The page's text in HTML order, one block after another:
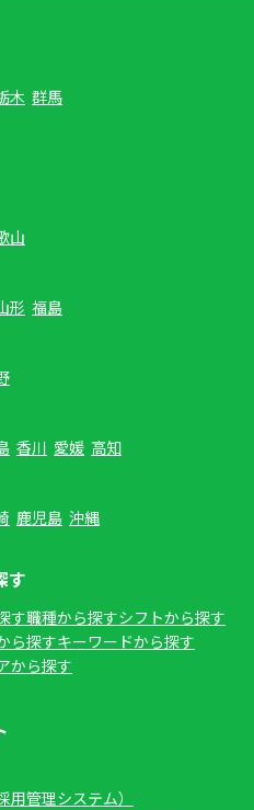
木 群馬
山
形 福島
香川 愛媛 高知
鹿児島 沖縄
す
す職種から探すシフトから探す
ら探すキーワードから探す
から探す
管理システム）